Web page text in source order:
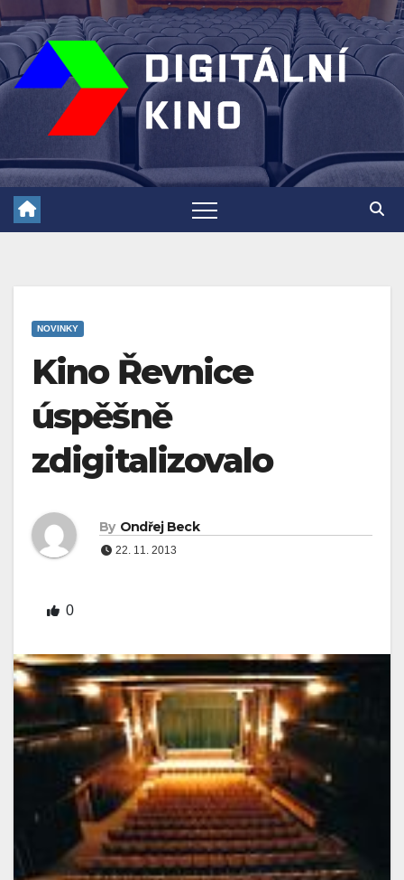
Skip
to
content
NOVINKY
Kino Řevnice
úspěšně
zdigitalizovalo
By Ondřej Beck
22. 11. 2013
0